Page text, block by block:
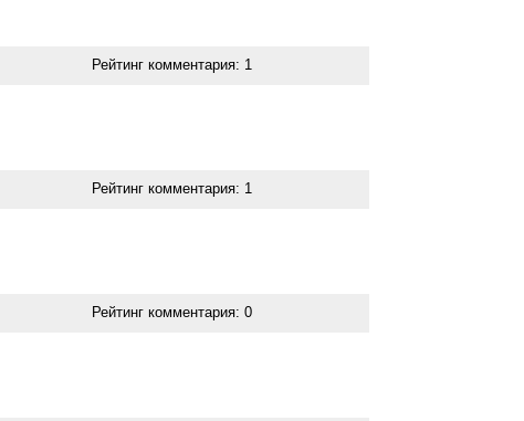
Рейтинг комментария: 1
Рейтинг комментария: 1
Рейтинг комментария:0